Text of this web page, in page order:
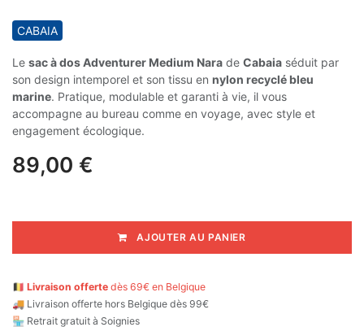
CABAIA
Le sac à dos Adventurer Medium Nara de Cabaia séduit par
son design intemporel et son tissu en nylon recyclé bleu
marine. Pratique, modulable et garanti à vie, il vous
accompagne au bureau comme en voyage, avec style et
engagement écologique.
89,00 €
AJOUTER AU PANIER
🇧🇪 Livraison offerte dès 69€ en Belgique
🚚 Livraison offerte hors Belgique dès 99€
🏪 Retrait gratuit à Soignies